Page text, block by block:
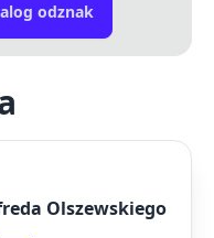
odznak
Olszewskiego